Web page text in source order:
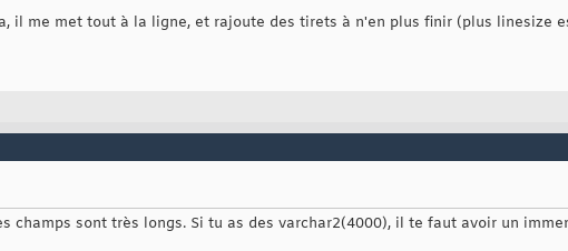
il me met tout à la ligne, et rajoute des tirets à n'en plus finir (plus linesize
champs sont très longs. Si tu as des varchar2(4000), il te faut avoir un